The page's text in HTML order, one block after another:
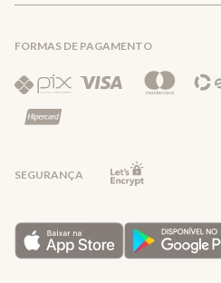
Trocas e Devoluções
Política de Privacidade
FORMAS DE PAGAMENTO
SEGURANÇA